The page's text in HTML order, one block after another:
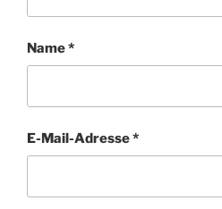
Name*
E-Mail-Adresse*